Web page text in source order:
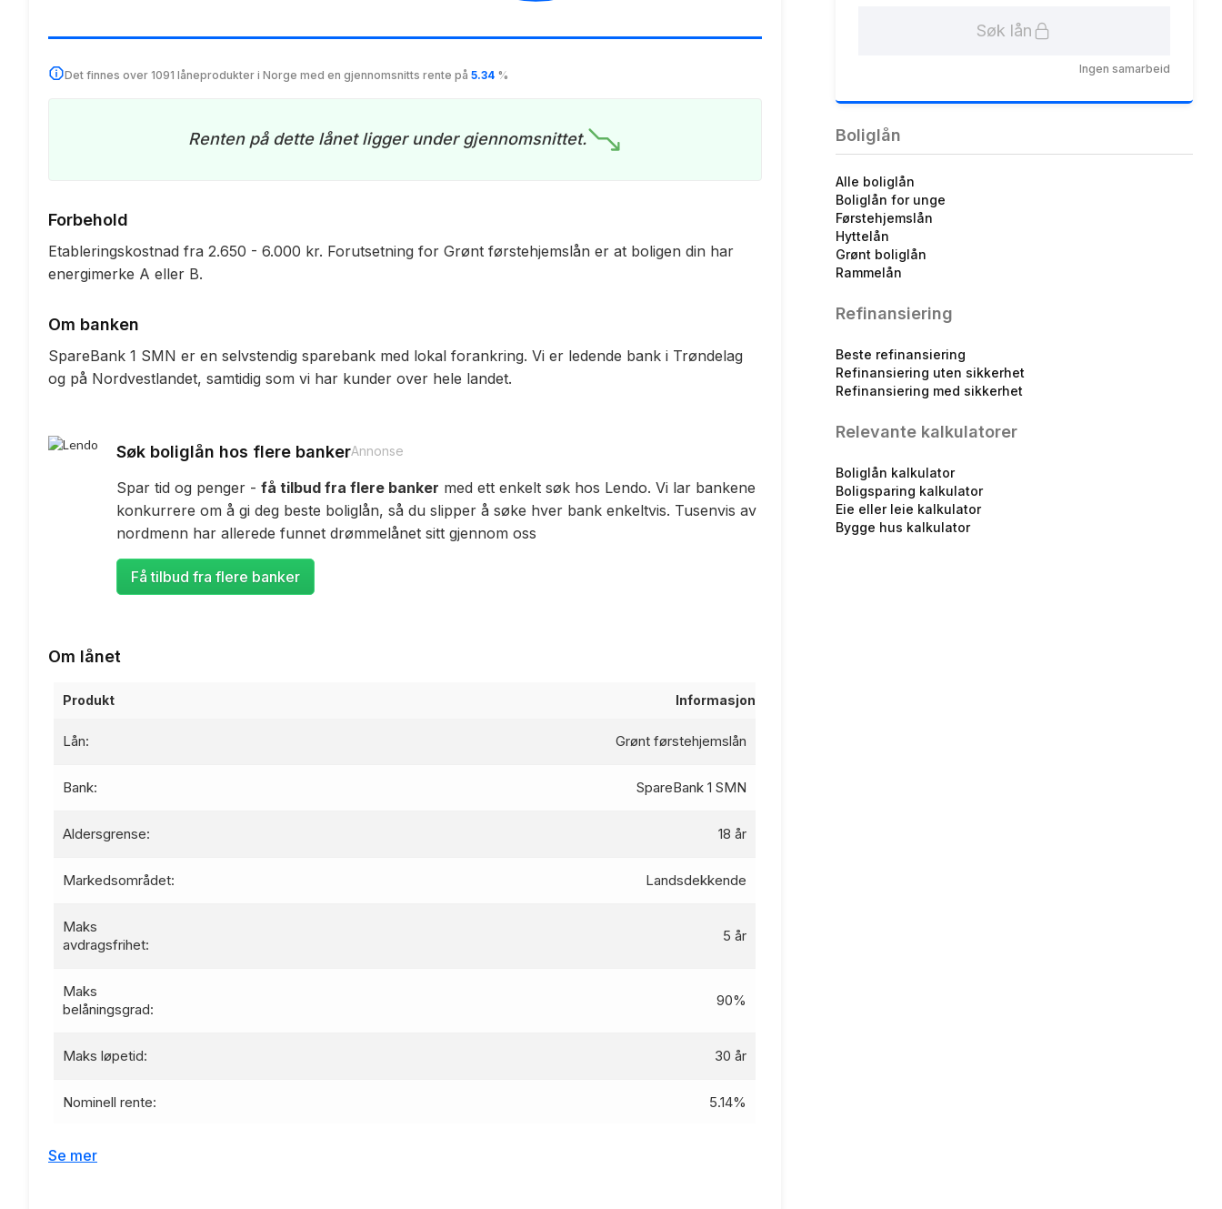
Det finnes over 1091 låneprodukter i Norge med en gjennomsnitts rente på 5.34 %
Renten på dette lånet ligger under gjennomsnittet.
Forbehold
Etableringskostnad fra 2.650 - 6.000 kr. Forutsetning for Grønt førstehjemslån er at boligen din har
energimerke A eller B.
Om banken
SpareBank 1 SMN er en selvstendig sparebank med lokal forankring. Vi er ledende bank i Trøndelag
og på Nordvestlandet, samtidig som vi har kunder over hele landet.
Søk boliglån hos flere bankerAnnonse
Spar tid og penger -få tilbud fra flere banker med ett enkelt søk hos Lendo. Vi lar bankene
konkurrere om å gi deg beste boliglån, så du slipper å søke hver bank enkeltvis. Tusenvis av
nordmenn har allerede funnet drømmelånet sitt gjennom oss
Få tilbud fra flere banker
Om lånet
Produkt Informasjon
Lån: Grønt førstehjemslån
Bank: SpareBank 1 SMN
Aldersgrense: 18 år
Markedsområdet: Landsdekkende
Maks
avdragsfrihet:
5 år
Maks
belåningsgrad:
90%
Maks løpetid: 30 år
Nominell rente: 5.14%
Se mer
Søk lån
Ingen samarbeid
Boliglån
Alle boliglån
Boliglån for unge
Førstehjemslån
Hyttelån
Grønt boliglån
Rammelån
Refinansiering
Beste refinansiering
Refinansiering uten sikkerhet
Refinansiering med sikkerhet
Relevante kalkulatorer
Boliglån kalkulator
Boligsparing kalkulator
Eie eller leie kalkulator
Bygge hus kalkulator